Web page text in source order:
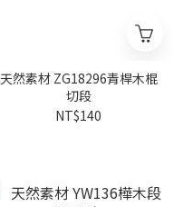
天然素材 ZG18296青桿木棍
切段
NT$140